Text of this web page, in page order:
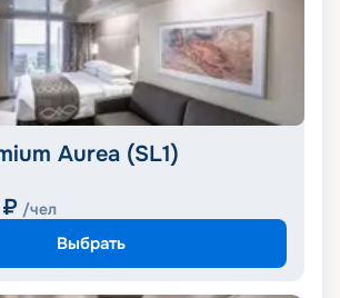
Aurea (SL1)
₽ /чел
Выбрать